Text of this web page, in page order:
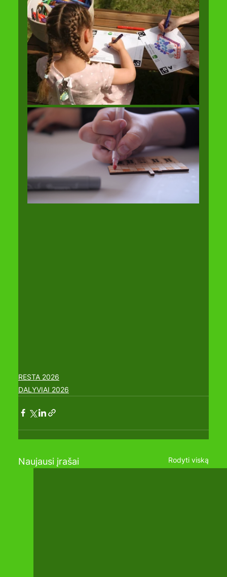
RESTA 2026
DALYVIAI 2026
Naujausi įrašai Rodyti viską